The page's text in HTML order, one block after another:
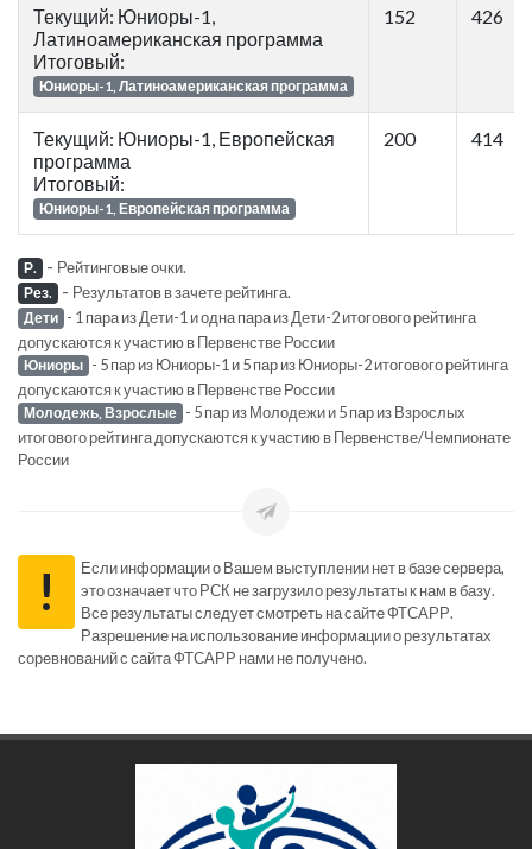
Текущий: Юниоры-1,
Латиноамериканская программа
Итоговый:
Юниоры-1, Латиноамериканская программа
152 426
Текущий: Юниоры-1, Европейская
программа
Итоговый:
Юниоры-1, Европейская программа
200 414
Р. - Рейтинговые очки.
Рез. - Результатов в зачете рейтинга.
Дети - 1 пара из Дети-1 и одна пара из Дети-2 итогового рейтинга
допускаются к участию в Первенстве России
Юниоры - 5 пар из Юниоры-1 и 5 пар из Юниоры-2 итогового рейтинга
допускаются к участию в Первенстве России
Молодежь, Взрослые - 5 пар из Молодежи и 5 пар из Взрослых
итогового рейтинга допускаются к участию в Первенстве/Чемпионате
России
!
Если информации о Вашем выступлении нет в базе сервера,
это означает что РСК не загрузило результаты к нам в базу.
Все результаты следует смотреть на сайте ФТСАРР.
Разрешение на использование информации о результатах
соревнований с сайта ФТСАРР нами не получено.